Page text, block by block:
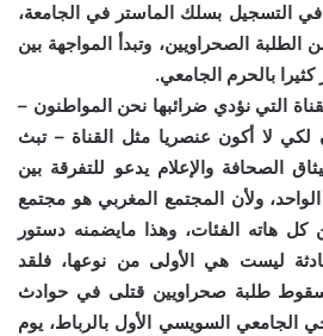
في التسجيل بسلك الماستر في الجامعة،
الصحراويين، وتبدأ المواجهة بين
بالحرم الجامعي.
التي نؤدي ضرائبها نحن المواطنون –
لكي لا أكون عنصريا مثل القناة – تبث
الصحافة والإعلام يدعو للتفرقة بين
ولأن المجتمع المغربي هو مجتمع
هاته الفئات، وهذا مايضمنه دستور
ليست هي الأولى من نوعها، فلقد
سقوط طلبة صحراويين قتلى في حوادث
الجامعي السويسي الأول بالرباط، يوم